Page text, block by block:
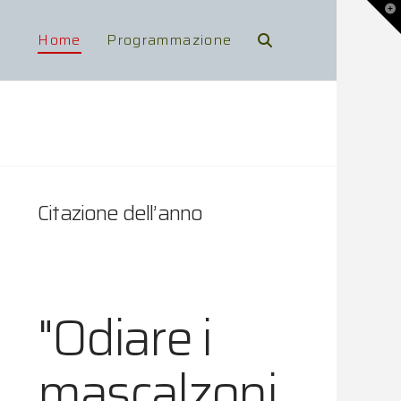
Home Programmazione
Citazione dell’anno
"Odiare i